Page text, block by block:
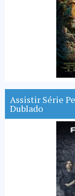
Assistir Série
Dublado